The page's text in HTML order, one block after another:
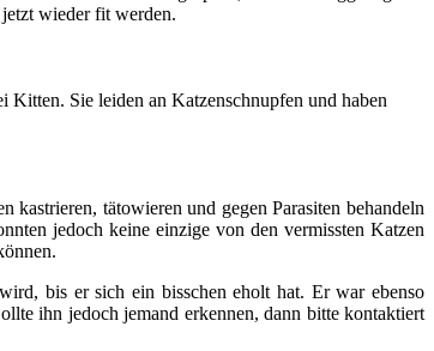
wieder fit werden.
Sie leiden an Katzenschnupfen und haben
tätowieren und gegen Parasiten behandeln
jedoch keine einzige von den vermissten Katzen
bis er sich ein bisschen eholt hat. Er war ebenso
ihn jedoch jemand erkennen, dann bitte kontaktiert